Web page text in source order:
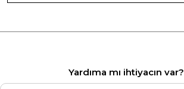
Yardıma mı ihtiyacın var?